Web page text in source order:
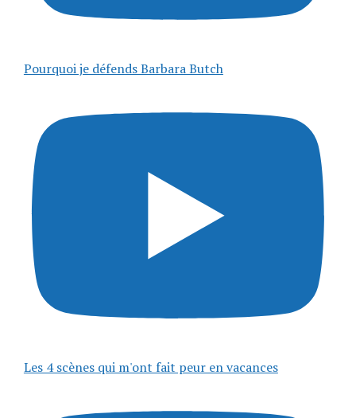
Pourquoi je défends Barbara Butch
Les 4 scènes qui m'ont fait peur en vacances